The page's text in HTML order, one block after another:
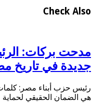
Check Also
مدحت بركات:
جديدة في تاريخ
رئيس حزب أبناء مصر:
هي الضمان الحقيقي